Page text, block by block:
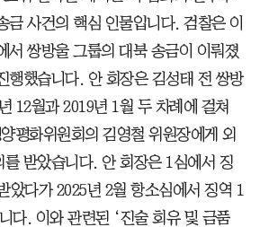
금 사건의 핵심 인물입니다. 검찰은 이
서 쌍방울 그룹의 대북 송금이 이뤄졌
행했습니다. 안 회장은 김성태 전 쌍방
12월과 2019년 1월 두 차례에 걸쳐
평화위원회의 김영철 위원장에게 외
받았습니다. 안 회장은 1심에서 징
았다가 2025년 2월 항소심에서 징역 1
다. 이와 관련된 ‘진술 회유 및 금품